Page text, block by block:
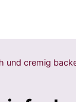
und cremig